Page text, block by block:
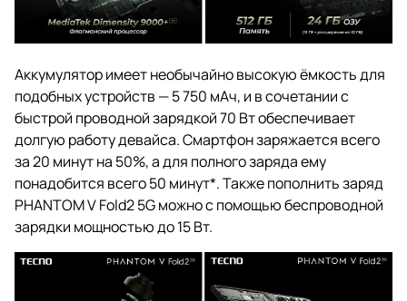
Аккумулятор имеет необычайно высокую ёмкость для
подобных устройств — 5 750 мАч, и в сочетании с
быстрой проводной зарядкой 70 Вт обеспечивает
долгую работу девайса. Смартфон заряжается всего
за 20 минут на 50%, а для полного заряда ему
понадобится всего 50 минут*. Также пополнить заряд
PHANTOM V Fold2 5G можно с помощью беспроводной
зарядки мощностью до 15 Вт.